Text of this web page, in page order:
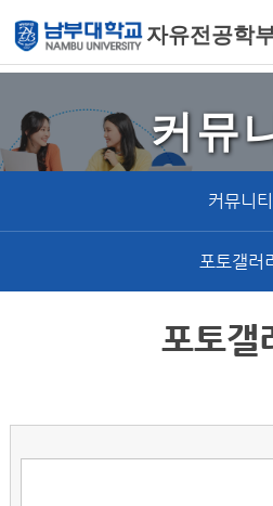
자유전공학
커뮤
커뮤니티
포토갤러
포토갤